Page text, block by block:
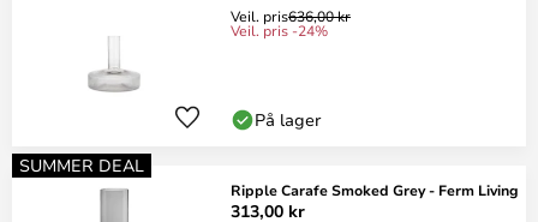
Veil. pris636,00 kr
Veil. pris -24%
På lager
SUMMER DEAL
Ripple Carafe Smoked Grey - Ferm Living
313,00 kr